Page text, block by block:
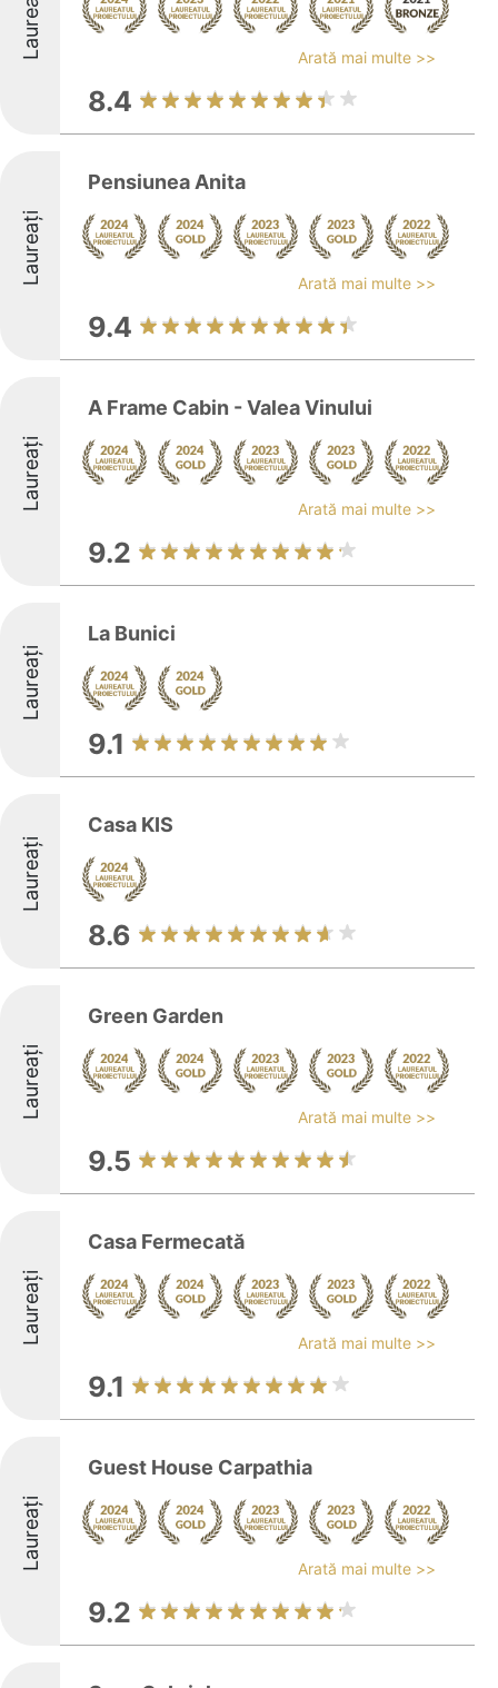
Laureați Arată mai multe >>
8.4
Laureați
Pensiunea Anita
Arată mai multe >>
9.4
Laureați
A Frame Cabin - Valea Vinului
Arată mai multe >>
9.2
Laureați
La Bunici
9.1
Laureați
Casa KIS
8.6
Laureați
Green Garden
Arată mai multe >>
9.5
Laureați
Casa Fermecată
Arată mai multe >>
9.1
Laureați
Guest House Carpathia
Arată mai multe >>
9.2